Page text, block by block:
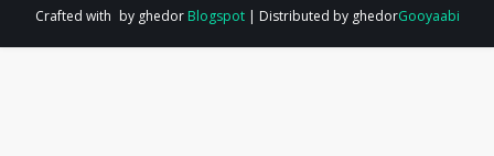
Crafted with by ghedor Blogspot| Distributed by ghedorGooyaabi